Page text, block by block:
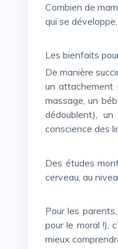
Combien de mamans qui le pratiquent font part de cette complicité qui s’installe, de cette intimité spécifique
qui se
Les bienfaits
De manière succincte, on peut évoquer la qualité de l’interaction et de l’échange avec le parent qui le masse,
un attachement
massage, un
dédoublent),
conscience des
Des études montrent également que le massage régulier du nourrisson participe à la construction de son
cerveau, au
Pour les parents, c’est l’occasion de se sentir fier et confiant de faire du bien à son bébé (et ça, c’est bon
pour le moral !),
mieux